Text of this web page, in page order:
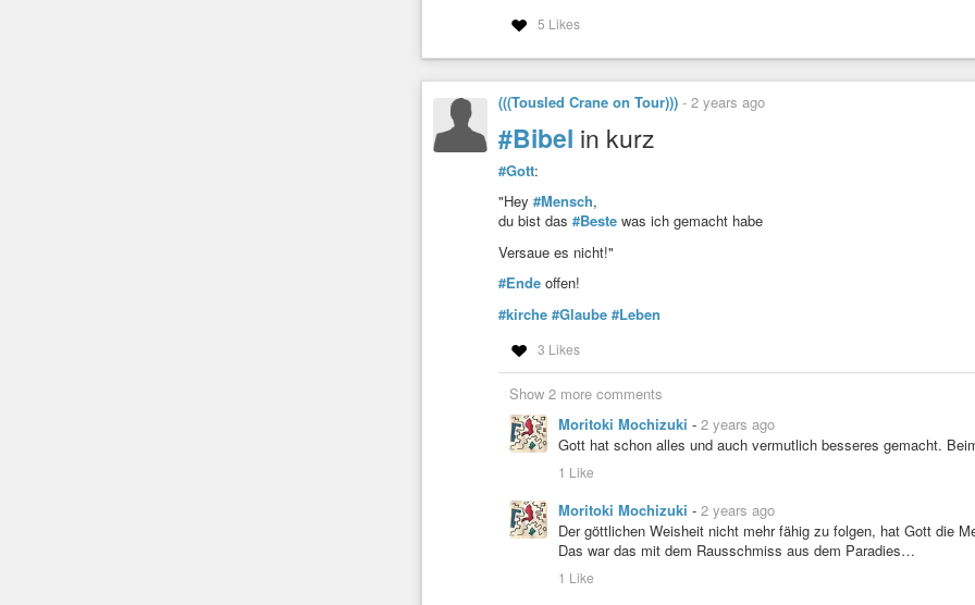
5 Likes
(((Tousled Crane on Tour))) - 2 years ago
#Bibel in kurz
#Gott:
"Hey #Mensch,
du bist das #Beste was ich gemacht habe
Versaue es nicht!"
#Ende offen!
#kirche #Glaube #Leben
3 Likes
Show 2 more comments
Moritoki Mochizuki - 2 years ago
Gott hat schon alles und auch vermutlich besseres gemacht.
1 Like
Moritoki Mochizuki - 2 years ago
Der göttlichen Weisheit nicht mehr fähig zu folgen, hat Gott die
Das war das mit dem Rausschmiss aus dem Paradies…
1 Like